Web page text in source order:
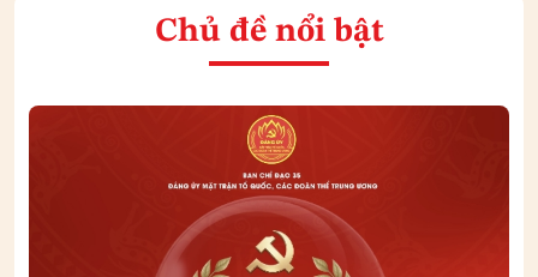
Chủ đề nổi bật